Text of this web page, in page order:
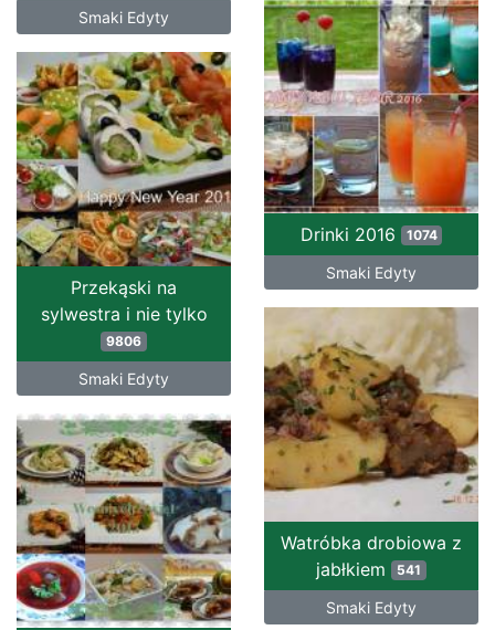
Smaki Edyty
Drinki 2016 1074
Smaki Edyty
Przekąski na
sylwestra i nie tylko
9806
Smaki Edyty
Watróbka drobiowa z
jabłkiem 541
Smaki Edyty